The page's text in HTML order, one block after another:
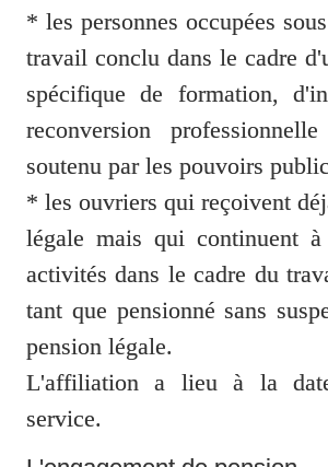
* les personnes occupées
travail conclu dans le cadre
spécifique de formation,
reconversion
soutenu par les pouvoirs
* les ouvriers qui reçoivent
légale mais qui continuent à
activités dans le cadre du
tant que pensionné sans
pension légale.
L'affiliation a lieu à la
service.